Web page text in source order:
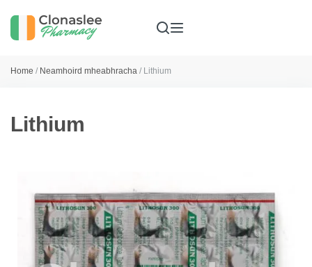
Home / Neamhoird mheabhracha / Lithium
Lithium